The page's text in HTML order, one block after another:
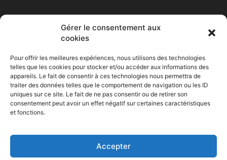
Gérer le consentement aux
cookies
Pour offrir les meilleures expériences, nous utilisons des technologies
telles que les cookies pour stocker et/ou accéder aux informations des
appareils. Le fait de consentir à ces technologies nous permettra de
traiter des données telles que le comportement de navigation ou les ID
uniques sur ce site. Le fait de ne pas consentir ou de retirer son
consentement peut avoir un effet négatif sur certaines caractéristiques
et fonctions.
Accepter
Accueil Economie Entreprises Entrepreneur
Maghreb
© Challenges.tn By AAKOM.DIGITAL